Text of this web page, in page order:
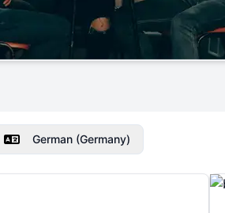
German (Germany)